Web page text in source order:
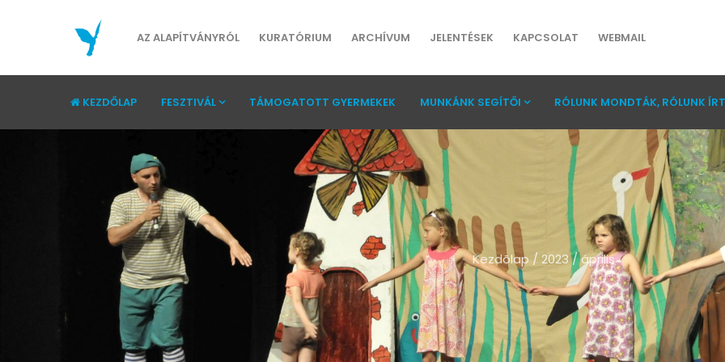
AZ ALAPÍTVÁNYRÓL KURATÓRIUM ARCHÍVUM JELENTÉSEK KAPCSOLAT WEBMAIL
KEZDŐLAP FESZTIVÁL TÁMOGATOTT GYERMEKEK MUNKÁNK SEGÍTŐI RÓLUNK MONDTÁK, RÓLUNK
Kezdõlap / 2023/április